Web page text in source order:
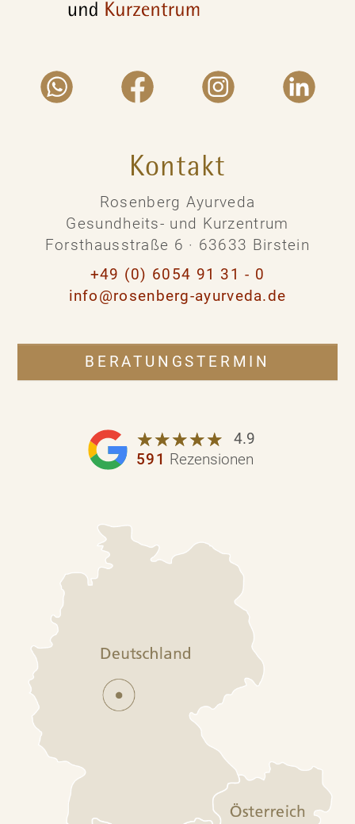
Kontakt
Rosenberg Ayurveda
Gesundheits- und Kurzentrum
Forsthausstraße 6 · 63633 Birstein
+49 (0) 6054 91 31 - 0
info@rosenberg-ayurveda.de
BERATUNGSTERMIN
☆☆☆☆☆
★★★★★
4.9
591 Rezensionen